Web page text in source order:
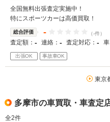
全国無料出張査定実施中！
特にスポーツカーは高価買取！
総合評価 - （-件）
査定額： - 連絡： - 査定対応： -
出張OK 事故車OK
東京
多摩市の車買取・車査定
全2件